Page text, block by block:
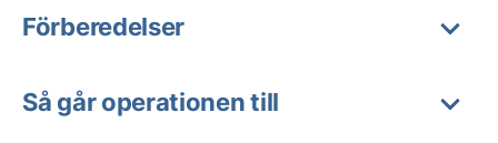
Förberedelser
Så går operationen till